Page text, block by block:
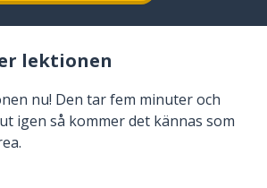
lektionen
nu! Den tar fem minuter och
igen så kommer det kännas som